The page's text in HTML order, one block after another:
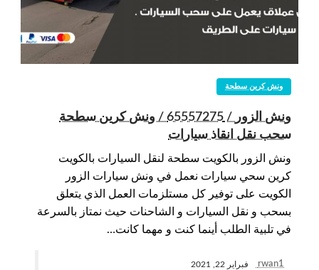
ونش كرين سطحة
ونش الزور / 65557275 / ونش كرين سطحة
سحب نقل انقاذ سيارات
ونش الزور بالكويت سطحة لنقل السيارات بالكويت
كرين سحي سيارات نعمل في ونش سيارات الزور
الكويت على توفير كل مستلزمات العمل الذي يتعلق
بسحب و نقل السيارات و الشاحنات حيث نمتاز بالسرعة
في تلبية الطلب أينما كنت و مهما كانت…
rwan1 فبراير 22, 2021